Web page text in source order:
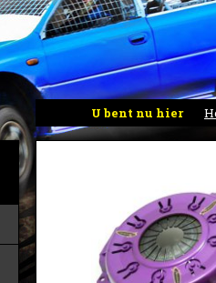
U bent nu hier